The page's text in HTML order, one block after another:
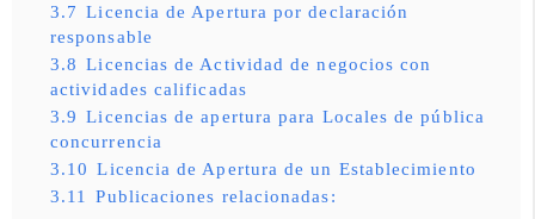
3.7 Licencia de Apertura por declaración
responsable
3.8 Licencias de Actividad de negocios con
actividades calificadas
3.9 Licencias de apertura para Locales de pública
concurrencia
3.10 Licencia de Apertura de un Establecimiento
3.11
Publicaciones relacionadas: